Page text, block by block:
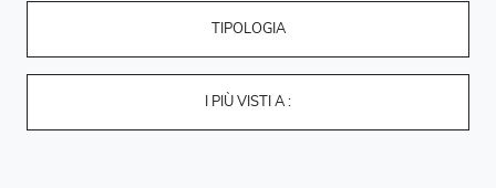
TIPOLOGIA
I PIÙ VISTI A :